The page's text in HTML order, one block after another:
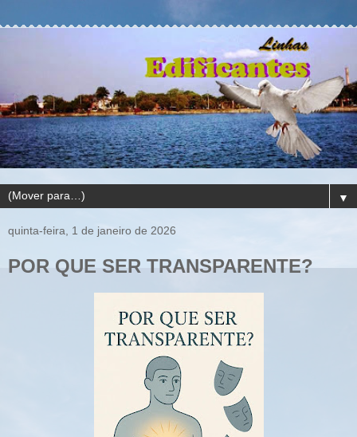
▼
quinta-feira, 1 de janeiro de 2026
POR QUE SER TRANSPARENTE?